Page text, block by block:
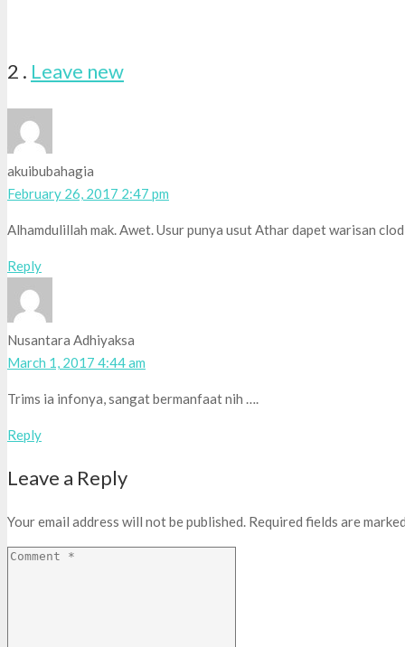
2 Comments
. Leave new
akuibubahagia
February 26, 2017 2:47 pm
Alhamdulillah mak. Awet. Usur punya usut Athar dapet warisan
Reply
Nusantara Adhiyaksa
March 1, 2017 4:44 am
Trims ia infonya, sangat bermanfaat nih ….
Reply
Leave a Reply
Your email address will not be published. Required fields are